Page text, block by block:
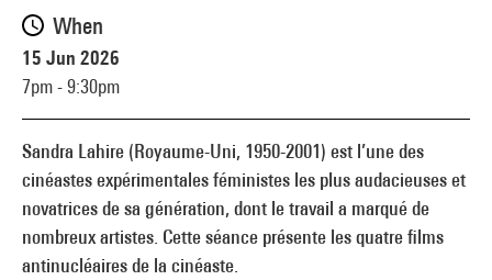
Sandra Lahire (Royaume-Uni, 1950-2001) est l’une des
cinéastes expérimentales féministes les plus audacieuses et
novatrices de sa génération, dont le travail a marqué de
nombreux artistes. Cette séance présente les quatre films
antinucléaires de la cinéaste.
When
15 Jun 2026
7pm - 9:30pm